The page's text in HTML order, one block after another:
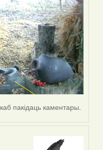
каб пакідаць каментары.